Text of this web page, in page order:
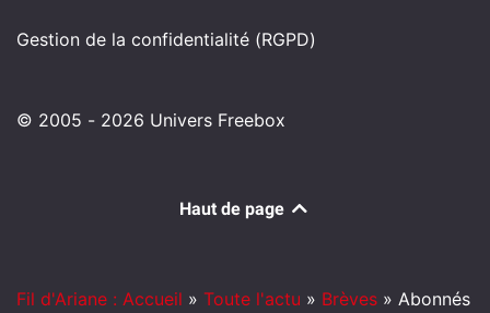
Gestion de la confidentialité (RGPD)
© 2005 - 2026 Univers Freebox
Haut de page
Fil d'Ariane : Accueil » Toute l'actu » Brèves » Abonnés